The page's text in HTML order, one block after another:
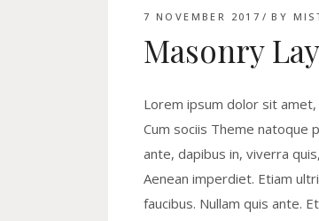
7 NOVEMBER 2017 BY
Masonry
Lorem ipsum dolor sit
Cum sociis Theme natoque
ante, dapibus in, viverra
Aenean imperdiet. Etiam
faucibus. Nullam quis ante.